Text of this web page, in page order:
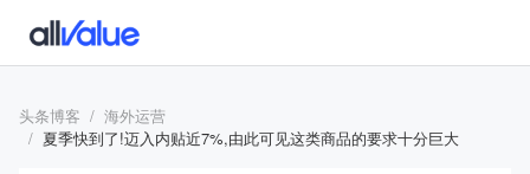
头条博客
海外运营
夏季快到了!迈入内贴近7%,由此可见这类商品的要求十分巨大